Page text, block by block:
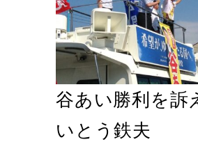
谷あい勝利を訴
いとう鉄夫